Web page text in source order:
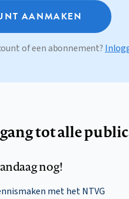
AANMAKEN
of een abonnement?
tot alle
nog!
met het NTVG